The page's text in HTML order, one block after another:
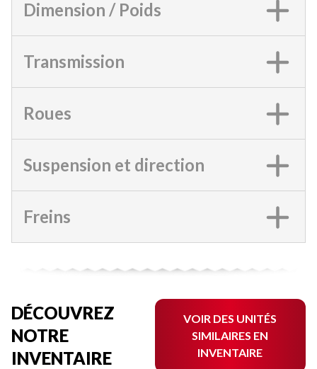
Dimension / Poids
Transmission
Roues
Suspension et direction
Freins
DÉCOUVREZ
NOTRE
INVENTAIRE
VOIR DES UNITÉS
SIMILAIRES EN
INVENTAIRE